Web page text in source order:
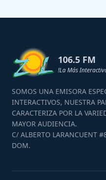
106.5 FM
!La Más
SOMOS UNA EMISORA
INTERACTIVOS, NUESTRA
CARACTERIZA POR LA
MAYOR AUDIENCIA.
C/ ALBERTO LARANCUENT
DOM.